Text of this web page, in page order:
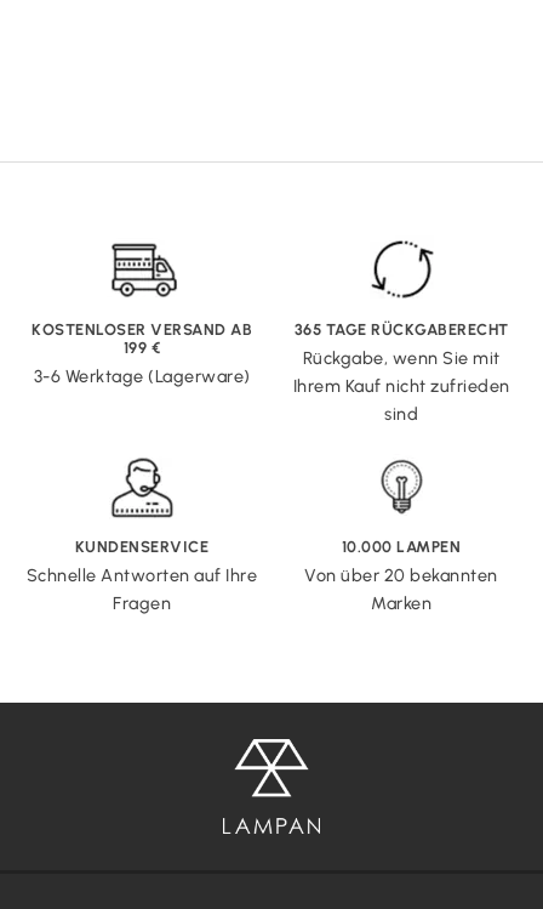
KOSTENLOSER VERSAND AB
199 €
3-6 Werktage (Lagerware)
365 TAGE RÜCKGABERECHT
Rückgabe, wenn Sie mit
Ihrem Kauf nicht zufrieden
sind
KUNDENSERVICE
Schnelle Antworten auf Ihre
Fragen
10.000 LAMPEN
Von über 20 bekannten
Marken